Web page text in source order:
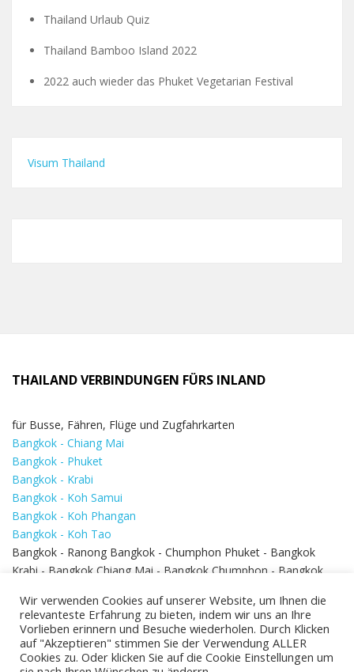
Thailand Urlaub Quiz
Thailand Bamboo Island 2022
2022 auch wieder das Phuket Vegetarian Festival
Visum Thailand
THAILAND VERBINDUNGEN FÜRS INLAND
für Busse, Fähren, Flüge und Zugfahrkarten
Bangkok - Chiang Mai
Bangkok - Phuket
Bangkok - Krabi
Bangkok - Koh Samui
Bangkok - Koh Phangan
Bangkok - Koh Tao
Bangkok - Ranong Bangkok - Chumphon Phuket - Bangkok
Krabi - Bangkok Chiang Mai - Bangkok Chumphon - Bangkok
Bangkok - Hua Hin
Wir verwenden Cookies auf unserer Website, um Ihnen die
relevanteste Erfahrung zu bieten, indem wir uns an Ihre
Vorlieben erinnern und Besuche wiederholen. Durch Klicken
auf "Akzeptieren" stimmen Sie der Verwendung ALLER
Cookies zu. Oder klicken Sie auf die Cookie Einstellungen um